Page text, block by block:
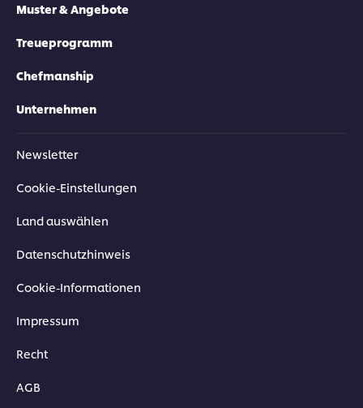
Muster & Angebote
Treueprogramm
Chefmanship
Unternehmen
Newsletter
Cookie-Einstellungen
Land auswählen
Datenschutzhinweis
Cookie-Informationen
Impressum
Recht
AGB